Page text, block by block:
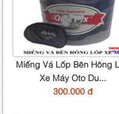
Miếng Vá Lốp Bên Hông
Xe Máy Oto Du...
300.000 đ